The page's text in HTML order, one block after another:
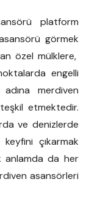
platform
görmek
özel mülklere,
engelli
adına merdiven
etmektedir.
ve denizlerde
çıkarmak
anlamda da her
asansörleri